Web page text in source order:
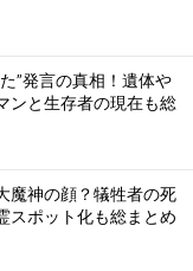
”発言の真相！遺体や
ンと生存者の現在も総
魔神の顔？犠牲者の死
スポット化も総まとめ